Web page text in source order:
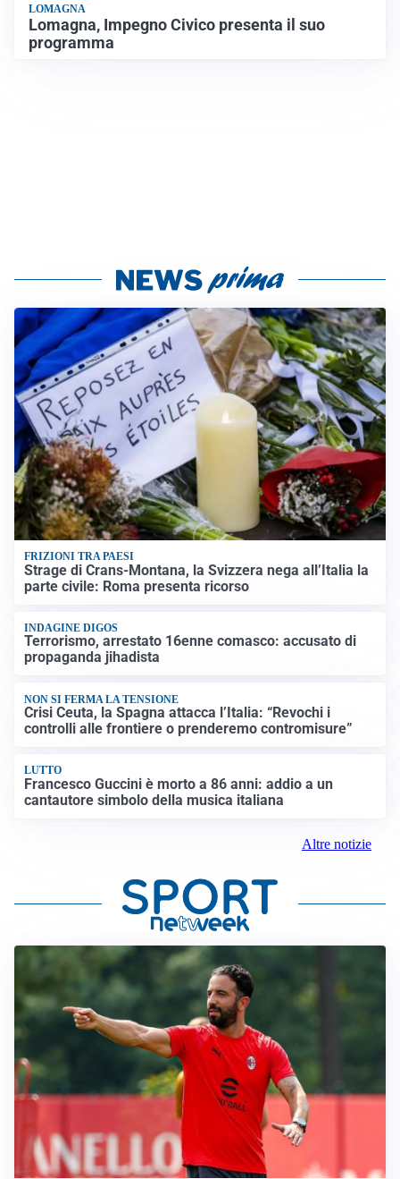
LOMAGNA
Lomagna, Impegno Civico presenta il suo
programma
FRIZIONI TRA PAESI
Strage di Crans-Montana, la Svizzera nega all’Italia la
parte civile: Roma presenta ricorso
INDAGINE DIGOS
Terrorismo, arrestato 16enne comasco: accusato di
propaganda jihadista
NON SI FERMA LA TENSIONE
Crisi Ceuta, la Spagna attacca l’Italia: “Revochi i
controlli alle frontiere o prenderemo contromisure”
LUTTO
Francesco Guccini è morto a 86 anni: addio a un
cantautore simbolo della musica italiana
Altre notizie